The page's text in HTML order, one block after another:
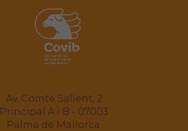
Av. Comte Sallent, 2
Principal A i B - 07003
Palma de Mallorca.